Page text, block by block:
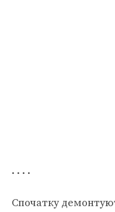
. . . .
Спочатку